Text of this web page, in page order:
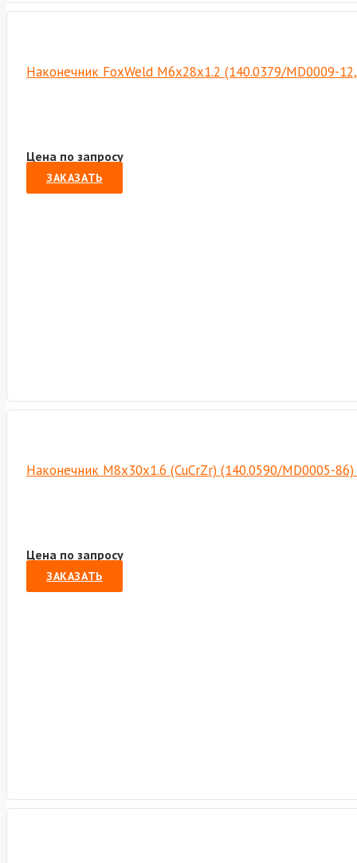
Наконечник FoxWeld M6х28х1.2 (140.0379/MD0009-
Цена по запросу
ЗАКАЗАТЬ
Наконечник М8х30х1.6 (CuCrZr) (140.0590/MD0005-86)
Цена по запросу
ЗАКАЗАТЬ